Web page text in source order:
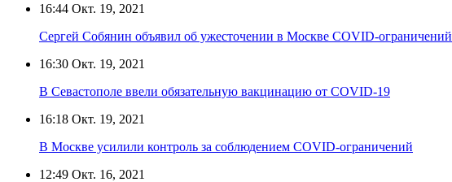
16:44 Окт. 19, 2021
Сергей Собянин объявил об ужесточении в Москве COVID-ограничений
16:30 Окт. 19, 2021
В Севастополе ввели обязательную вакцинацию от COVID-19
16:18 Окт. 19, 2021
В Москве усилили контроль за соблюдением COVID-ограничений
12:49 Окт. 16, 2021